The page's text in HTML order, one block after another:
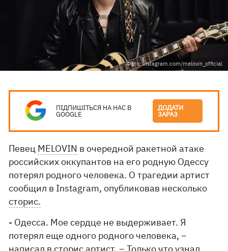
Фото: instagram.com/melovin_official
ПІДПИШІТЬСЯ НА НАС В
GOOGLE
ДОДАТИ
ЗАРАЗ
Певец MELOVIN в очередной ракетной атаке
российских оккупантов на его родную Одессу
потерял родного человека. О трагедии артист
сообщил в Instagram, опубликовав несколько
сторис.
- Одесса. Мое сердце не выдерживает. Я
потерял еще одного родного человека, –